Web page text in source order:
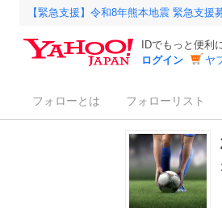
【緊急支援】令和8年熊本地震 緊急支援
IDでもっと便利
ログイン
ヤ
フォローとは フォローリスト